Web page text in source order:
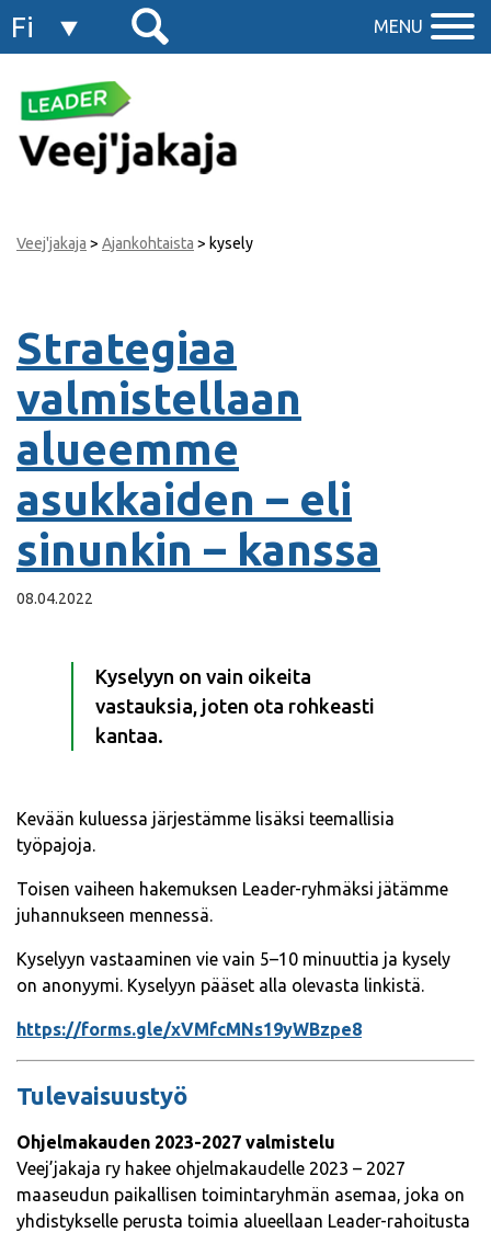
Fi
MENU
Veej'jakaja > Ajankohtaista > kysely
Strategiaa
valmistellaan
alueemme
asukkaiden – eli
sinunkin – kanssa
08.04.2022
Kyselyyn on vain oikeita
vastauksia, joten ota rohkeasti
kantaa.
Kevään kuluessa järjestämme lisäksi teemallisia
työpajoja.
Toisen vaiheen hakemuksen Leader-ryhmäksi jätämme
juhannukseen mennessä.
Kyselyyn vastaaminen vie vain 5–10 minuuttia ja kysely
on anonyymi. Kyselyyn pääset alla olevasta linkistä.
https://forms.gle/xVMfcMNs19yWBzpe8
Tulevaisuustyö
Ohjelmakauden 2023-2027 valmistelu
Veej’jakaja ry hakee ohjelmakaudelle 2023 – 2027
maaseudun paikallisen toimintaryhmän asemaa, joka on
yhdistykselle perusta toimia alueellaan Leader-rahoitusta